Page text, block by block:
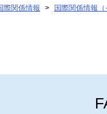
際関係情報 国際関係情報（